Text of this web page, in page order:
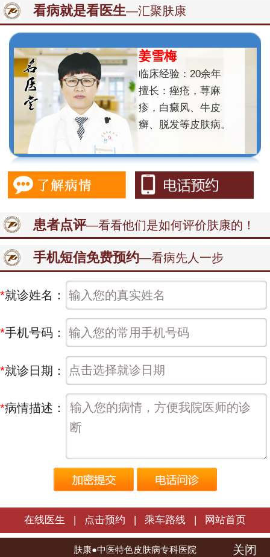
看病就是看医生—汇聚肤康
姜雪梅
临床经验：20余年
擅长：痤疮，荨麻
疹，白癜风、牛皮
癣、脱发等皮肤病。
患者点评—看看他们是如何评价肤康的！
手机短信免费预约—看病先人一步
*就诊姓名：
*手机号码：
*就诊日期：
*病情描述：
在线医生 | 点击预约 | 乘车路线 | 网站首页
长春肤康皮肤病医院 | 版权所有
肤康●中医特色皮肤病专科医院 关闭